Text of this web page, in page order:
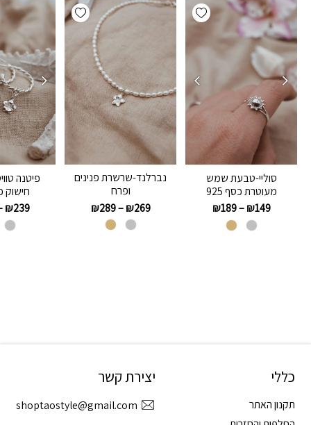
Add wishlist
סוליי-טבעת שמש
מעוטרת כסף 925
₪149
–
₪189
Add wishlist
נברלנד-שרשרת פנינים
ופרח
₪269
–
₪289
פיטנה
חישוק
₪239
כללי
תקנון האתר
יצירת קשר
shoptaostyle@gmail.com